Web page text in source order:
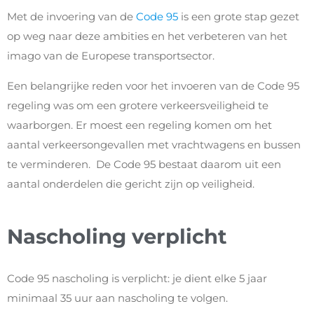
Met de invoering van de Code 95 is een grote stap gezet
op weg naar deze ambities en het verbeteren van het
imago van de Europese transportsector.
Een belangrijke reden voor het invoeren van de Code 95
regeling was om een grotere verkeersveiligheid te
waarborgen. Er moest een regeling komen om het
aantal verkeersongevallen met vrachtwagens en bussen
te verminderen. De Code 95 bestaat daarom uit een
aantal onderdelen die gericht zijn op veiligheid.
Nascholing verplicht
Code 95 nascholing is verplicht: je dient elke 5 jaar
minimaal 35 uur aan nascholing te volgen.